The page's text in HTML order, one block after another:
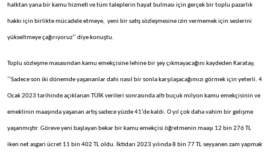
halktan yana bir kamu hizmeti ve tüm taleplerin hayat bulması için gerçek bir toplu pazarlık
hakkı için birlikte mücadele etmeye, yeni bir satış sözleşmesine izin vermemek için seslerini
yükseltmeye çağırıyoruz’’ diye konuştu.
Toplu sözleşme masasından kamu emekçisine lehine bir şey çıkmayacağını kaydeden Karatay,
‘’Sadece son iki dönemde yaşananlar dahi nasıl bir sonla karşılaşacağımızı görmek için yeterli. 4
Ocak 2023 tarihinde açıklanan TÜİK verileri sonrasında altı buçuk milyon kamu emekçisinin ve
emeklinin maaşında yaşanan artış sadece yüzde 41’de kaldı. O yıl çok daha vahim bir gelişme
yaşanmıştır. Göreve yeni başlayan bekar bir kamu emekçisi öğretmenin maaşı 12 bin 276 TL
iken net asgari ücret 11 bin 402 TL oldu. İktidarı 2023 yılında 8 bin 77 TL seyyanen zam yapmak